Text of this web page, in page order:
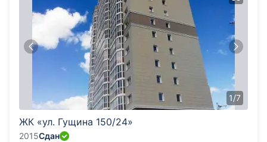
1/7
ЖК «ул. Гущина 150/24»
2015Сдан